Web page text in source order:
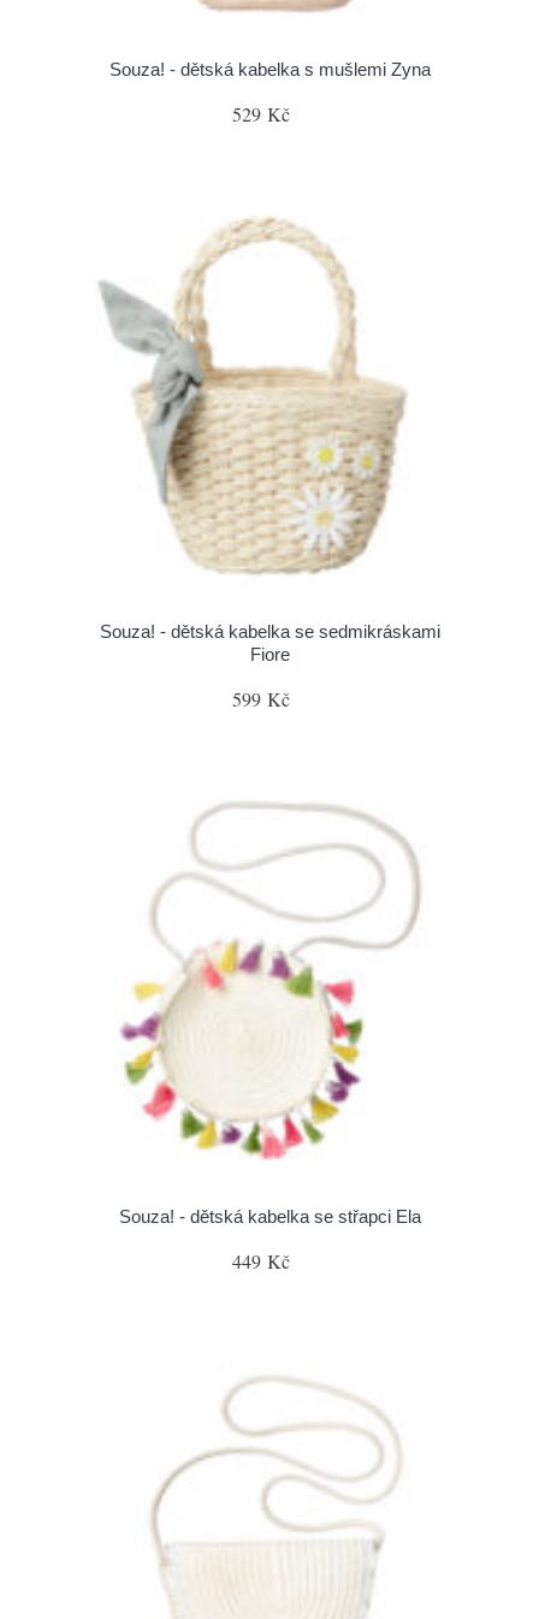
Souza! - dětská kabelka s mušlemi Zyna
529 Kč
Souza! - dětská kabelka se sedmikráskami
Fiore
599 Kč
Souza! - dětská kabelka se střapci Ela
449 Kč